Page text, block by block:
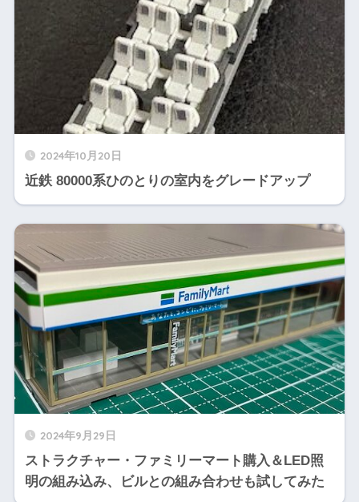
2024年10月20日
近鉄 80000系ひのとりの室内をグレードアップ
2024年9月29日
ストラクチャー・ファミリーマート購入＆LED照
明の組み込み、ビルとの組み合わせも試してみた